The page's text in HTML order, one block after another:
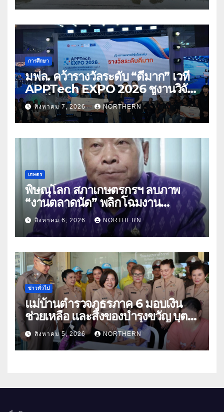
การศึกษา
มฟล. คว้ารางวัลระดับ “ดีมาก” เวที
APPTech EXPO 2026 ชูงานวิจัย
สมุนไพร ขับเคลื่อนนวัตกรรมสู่เชิง
พาณิชย์
สิงหาคม 7, 2026 NORTHERN
เกษตร
พิษณุโลก สภาเกษตรกรฯ ลบภาพ
“งานตลาดนัด” พลิกโฉมงาน
“เกษตรรุ่งเรืองเมืองสองแคว 69” มุ่ง
ประโยชน์เกษตรกร ดึงนวัตกรรม-จับ
คู่ธุรกิจดันสินค้าเกษตรสู่สากล (คลิป)
สิงหาคม 6, 2026 NORTHERN
ข่าวทั่วไป
แม่บ้านตำรวจภูธรภาค 6 มอบเงิน
ช่วยเหลือ และสิ่งของบำรุงขวัญ บุตร-
ธิดา ข้าราชการตำรวจจังหวัด
อุทัยธานี
สิงหาคม 5, 2026 NORTHERN